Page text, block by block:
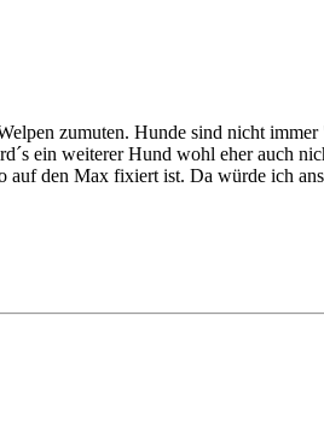
zumuten. Hunde sind nicht
ein weiterer Hund wohl eher auch
auf den Max fixiert ist. Da würde ich